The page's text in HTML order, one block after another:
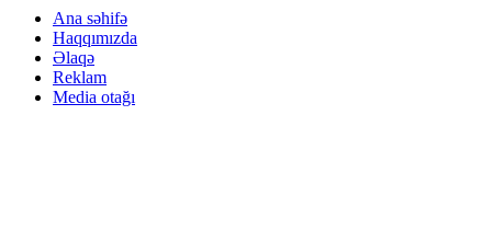
Ana səhifə
Haqqımızda
Əlaqə
Reklam
Media otağı